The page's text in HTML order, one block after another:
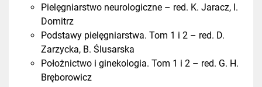
Pielęgniarstwo neurologiczne – red. K. Jaracz, I.
Domitrz
Podstawy pielęgniarstwa. Tom 1 i 2 – red. D.
Zarzycka, B. Ślusarska
Położnictwo i ginekologia. Tom 1 i 2 – red. G. H.
Bręborowicz